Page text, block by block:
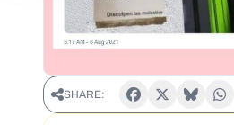
SHARE: